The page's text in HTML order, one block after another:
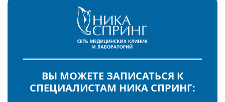
ВЫ МОЖЕТЕ ЗАПИСАТЬСЯ К
СПЕЦИАЛИСТАМ НИКА СПРИНГ: